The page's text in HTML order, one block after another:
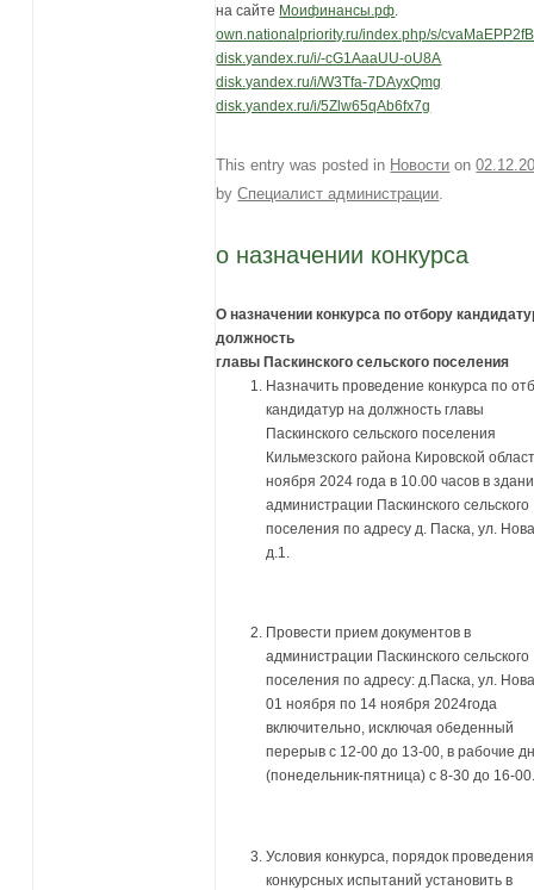
на сайте Моифинансы.рф.
own.nationalpriority.ru/index.php/s/
disk.yandex.ru/i/-cG1AaaUU-oU8A
disk.yandex.ru/i/W3Tfa-7DAyxQmg
disk.yandex.ru/i/5Zlw65qAb6fx7g
This entry was posted in Новости on
byСпециалист администрации
о назначении конкурса
О назначении конкурса по отбору
должность
главы Паскинского сельского поселения
Назначить проведение конкурса по
кандидатур на должность главы
Паскинского сельского поселения
Кильмезского района Кировской
ноября 2024 года в 10.00 часов в
администрации Паскинского сельского
поселения по адресу д. Паска, ул.
д.1.
Провести прием документов в
администрации Паскинского сельского
поселения по адресу: д.Паска, ул.
01 ноября по 14 ноября 2024года
включительно, исключая обеденный
перерыв с 12-00 до 13-00, в рабочие
(понедельник-пятница) с 8-30 до 16-00.
Условия конкурса, порядок проведения
конкурсных испытаний установить в